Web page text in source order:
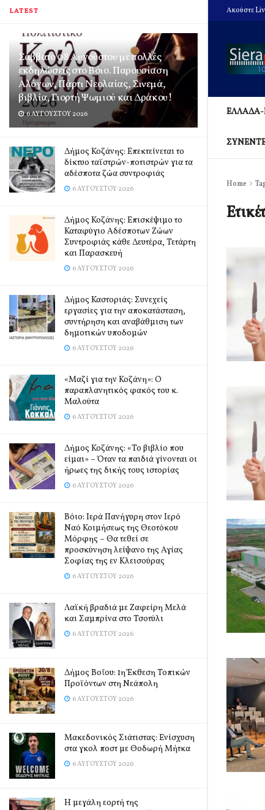
LATEST
Σάββατο 08 Αυγούστου με πολλές
εκδηλώσεις στο Βόιο. Παρουσίαση
Αλόγων, Πάρτι Νεολαίας, Σινεμά,
βιβλία, Γιορτή Ψωμιού και Δράκου!
6 ΑΥΓΟΎΣΤΟΥ 2026
Δήμος Κοζάνης: Επεκτείνεται το
δίκτυο ταϊστρών-ποτιστρών για τα
αδέσποτα ζώα συντροφιάς
6 ΑΥΓΟΎΣΤΟΥ 2026
Δήμος Κοζάνης: Επισκέψιμο το
Καταφύγιο Αδέσποτων Ζώων
Συντροφιάς κάθε Δευτέρα, Τετάρτη
και Παρασκευή
6 ΑΥΓΟΎΣΤΟΥ 2026
Δήμος Καστοριάς: Συνεχείς
εργασίες για την αποκατάσταση,
συντήρηση και αναβάθμιση των
δημοτικών υποδομών
6 ΑΥΓΟΎΣΤΟΥ 2026
«Μαζί για την Κοζάνη»: Ο
παραπλανητικός φακός του κ.
Μαλούτα
6 ΑΥΓΟΎΣΤΟΥ 2026
Δήμος Κοζάνης: «Το βιβλίο που
είμαι» – Όταν τα παιδιά γίνονται οι
ήρωες της δικής τους ιστορίας
6 ΑΥΓΟΎΣΤΟΥ 2026
Βόιο: Ιερά Πανήγυρη στον Ιερό
Ναό Κοιμήσεως της Θεοτόκου
Μόρφης – Θα τεθεί σε
προσκύνηση λείψανο της Αγίας
Σοφίας της εν Κλεισούρας
6 ΑΥΓΟΎΣΤΟΥ 2026
Λαϊκή βραδιά με Ζαφείρη Μελά
και Σαμπρίνα στο Τσοτύλι
6 ΑΥΓΟΎΣΤΟΥ 2026
Δήμος Βοΐου: 1η Έκθεση Τοπικών
Προϊόντων στη Νεάπολη
6 ΑΥΓΟΎΣΤΟΥ 2026
Μακεδονικός Σιάτιστας: Ενίσχυση
στα γκολ ποστ με Θοδωρή Μήτκα
6 ΑΥΓΟΎΣΤΟΥ 2026
Η μεγάλη εορτή της
Ακούστε
Home